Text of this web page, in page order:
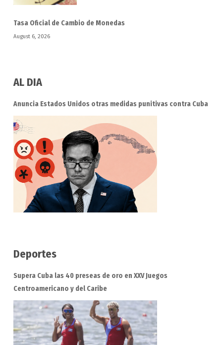
Tasa Oficial de Cambio de Monedas
August 6, 2026
AL DIA
Anuncia Estados Unidos otras medidas punitivas contra Cuba
Deportes
Supera Cuba las 40 preseas de oro en XXV Juegos
Centroamericano y del Caribe